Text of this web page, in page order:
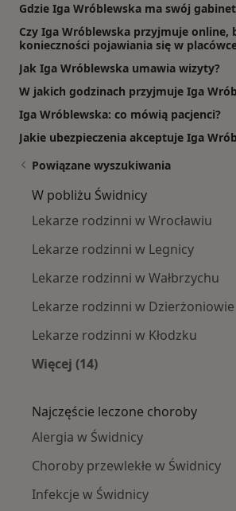
Gdzie Iga Wróblewska ma swój
Czy Iga Wróblewska przyjmuje online,
konieczności pojawiania się w
Jak Iga Wróblewska umawia wizyty?
W jakich godzinach przyjmuje Iga
Iga Wróblewska: co mówią pacjenci?
Jakie ubezpieczenia akceptuje Iga
Powiązane wyszukiwania
W pobliżu Świdnicy
Lekarze rodzinni w Wrocławiu
Lekarze rodzinni w Legnicy
Lekarze rodzinni w Wałbrzychu
Lekarze rodzinni w Dzierżoniowie
Lekarze rodzinni w Kłodzku
Więcej (14)
Najczęście leczone choroby
Alergia w Świdnicy
Choroby przewlekłe w Świdnicy
Infekcje w Świdnicy